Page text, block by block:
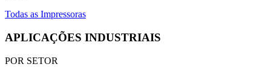
Todas as Impressoras
APLICAÇÕES INDUSTRIAIS
POR SETOR